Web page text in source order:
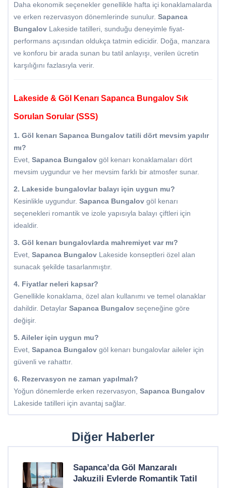
Daha ekonomik seçenekler genellikle hafta içi konaklamalarda
ve erken rezervasyon dönemlerinde sunulur. Sapanca
Bungalov Lakeside tatilleri, sunduğu deneyimle fiyat-
performans açısından oldukça tatmin edicidir. Doğa, manzara
ve konforu bir arada sunan bu tatil anlayışı, verilen ücretin
karşılığını fazlasıyla verir.
Lakeside & Göl Kenarı Sapanca Bungalov Sık
Sorulan Sorular (SSS)
1. Göl kenarı Sapanca Bungalov tatili dört mevsim yapılır
mı?
Evet, Sapanca Bungalov göl kenarı konaklamaları dört
mevsim uygundur ve her mevsim farklı bir atmosfer sunar.
2. Lakeside bungalovlar balayı için uygun mu?
Kesinlikle uygundur. Sapanca Bungalov göl kenarı
seçenekleri romantik ve izole yapısıyla balayı çiftleri için
idealdir.
3. Göl kenarı bungalovlarda mahremiyet var mı?
Evet, Sapanca Bungalov Lakeside konseptleri özel alan
sunacak şekilde tasarlanmıştır.
4. Fiyatlar neleri kapsar?
Genellikle konaklama, özel alan kullanımı ve temel olanaklar
dahildir. Detaylar Sapanca Bungalov seçeneğine göre
değişir.
5. Aileler için uygun mu?
Evet, Sapanca Bungalov göl kenarı bungalovlar aileler için
güvenli ve rahattır.
6. Rezervasyon ne zaman yapılmalı?
Yoğun dönemlerde erken rezervasyon, Sapanca Bungalov
Lakeside tatilleri için avantaj sağlar.
Diğer Haberler
Sapanca’da Göl Manzaralı
Jakuzili Evlerde Romantik Tatil